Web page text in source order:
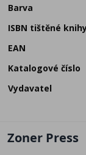
Barva
ISBN tištěné
EAN
Katalogové číslo
Vydavatel
Zoner Press